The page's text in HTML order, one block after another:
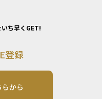
ち早くGET!
登録
から